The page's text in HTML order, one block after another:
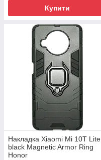
Купити
Накладка Xiaomi Mi 10T Lite
black Magnetic Armor Ring
Honor